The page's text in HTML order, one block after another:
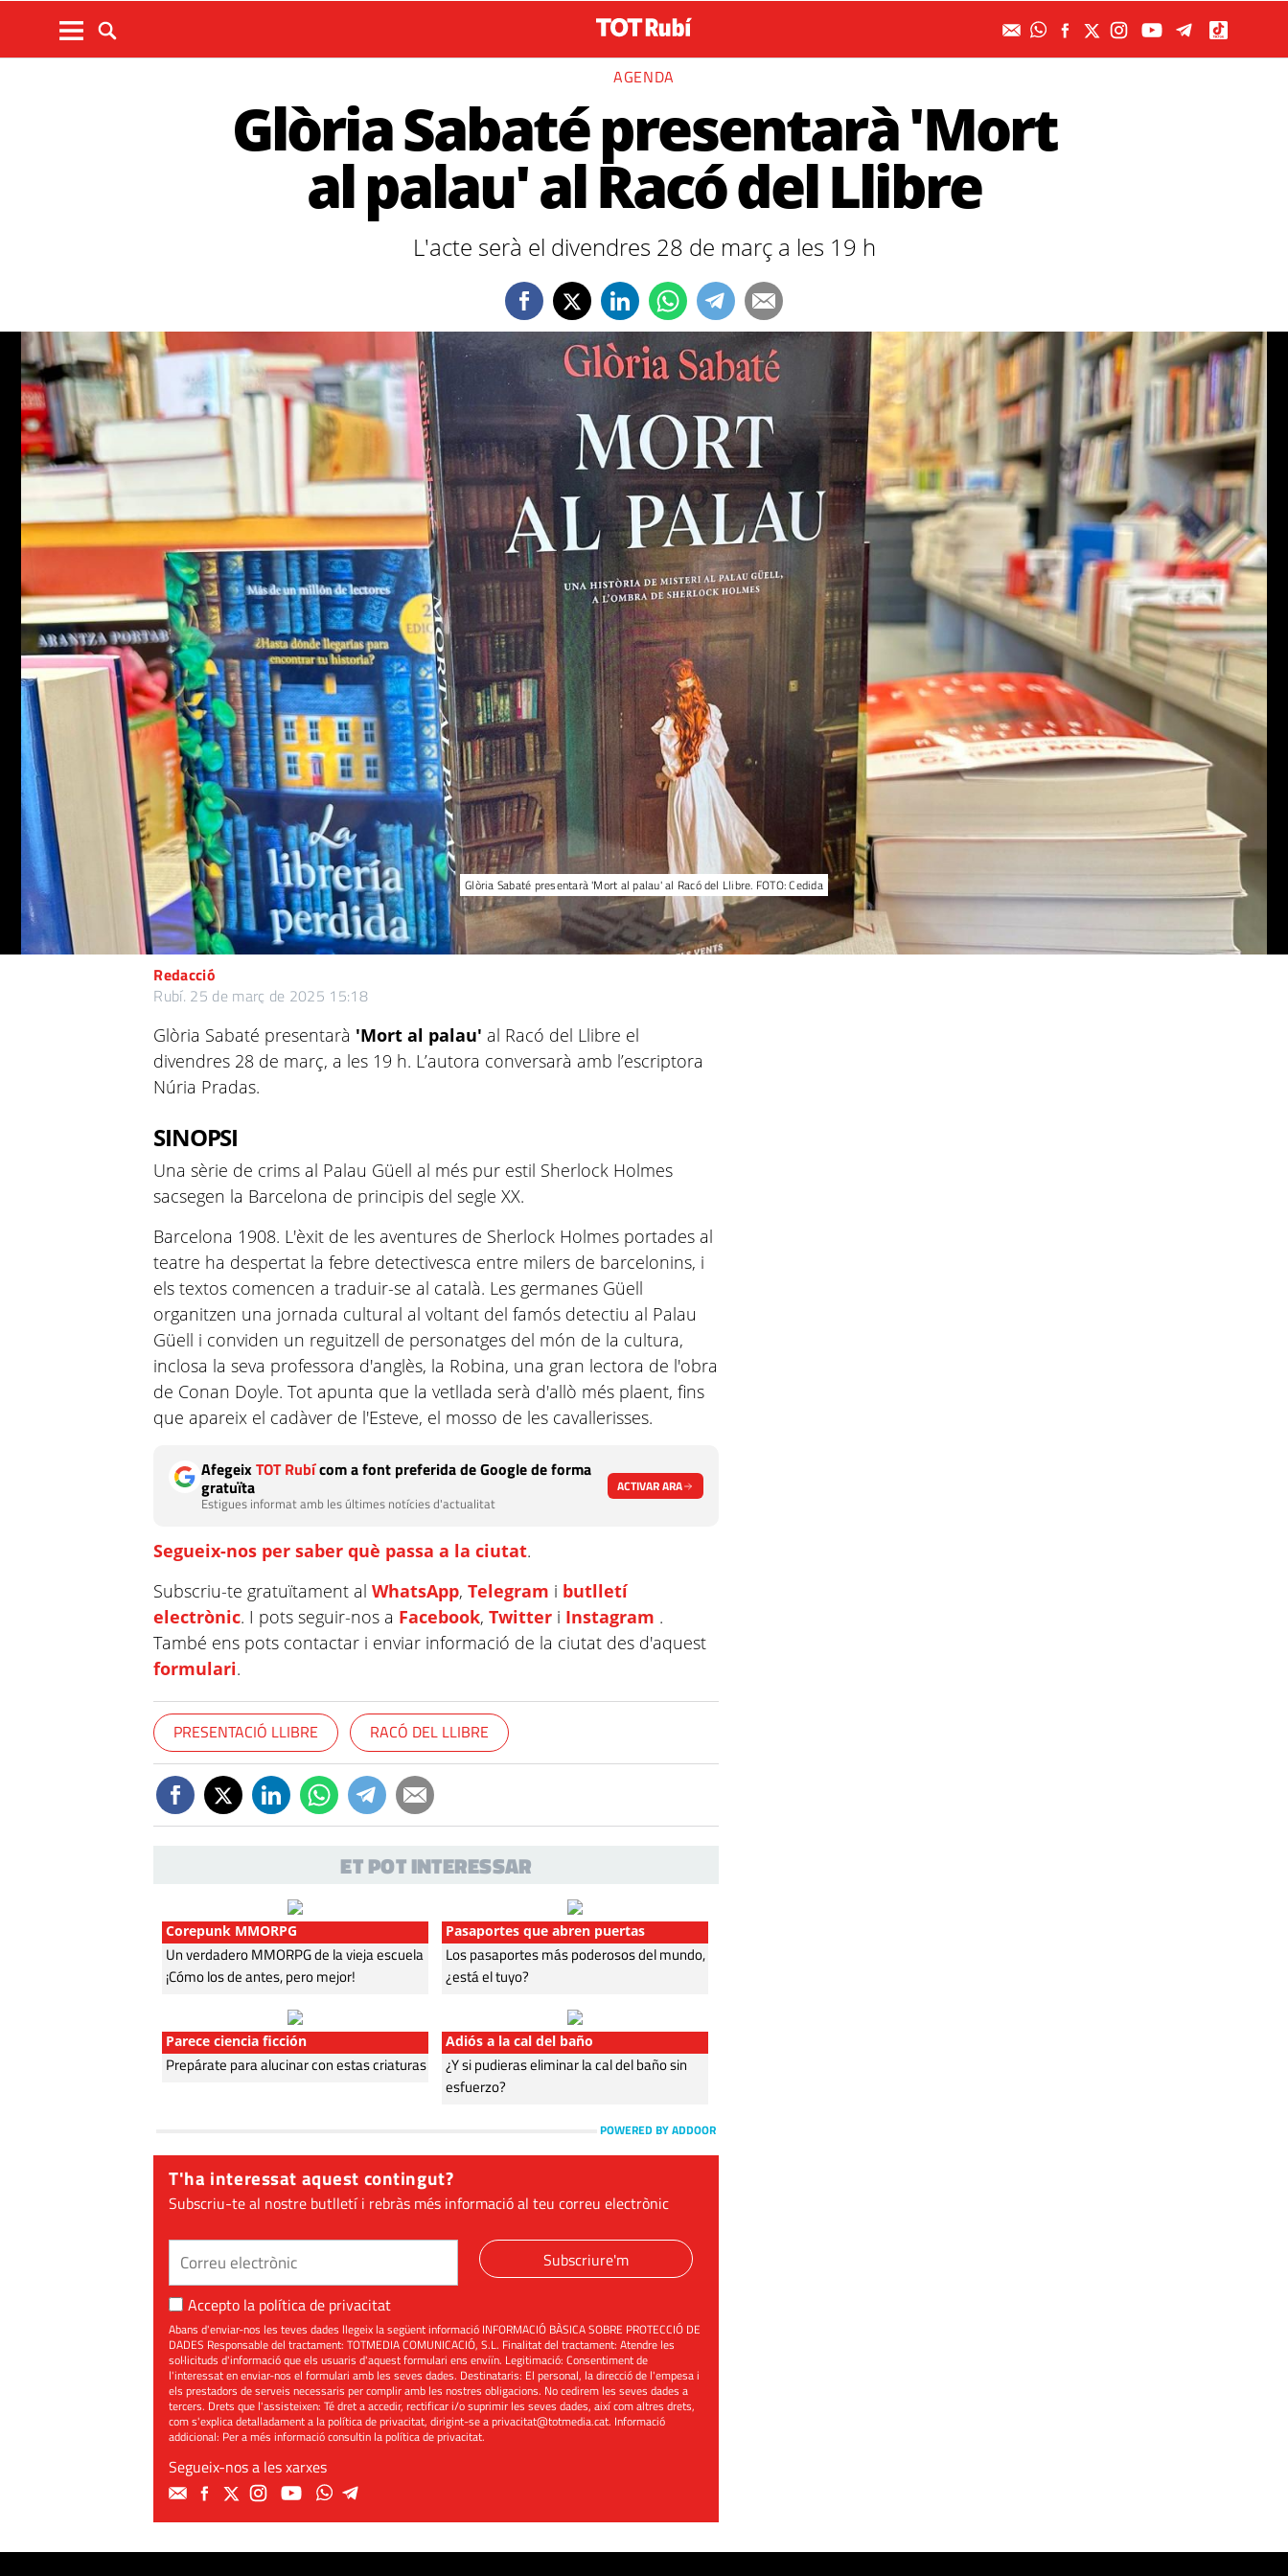
AGENDA
Glòria Sabaté presentarà 'Mort
al palau' al Racó del Llibre
L'acte serà el divendres 28 de març a les 19 h
Glòria Sabaté presentarà 'Mort al palau' al Racó del Llibre. FOTO: Cedida
Redacció
Rubí. 25 de març de 2025 15:18
Glòria Sabaté presentarà 'Mort al palau' al Racó del Llibre el
divendres 28 de març, a les 19 h. L’autora conversarà amb l’escriptora
Núria Pradas.
SINOPSI
Una sèrie de crims al Palau Güell al més pur estil Sherlock Holmes
sacsegen la Barcelona de principis del segle XX.
Barcelona 1908. L'èxit de les aventures de Sherlock Holmes portades al
teatre ha despertat la febre detectivesca entre milers de barcelonins, i
els textos comencen a traduir-se al català. Les germanes Güell
organitzen una jornada cultural al voltant del famós detectiu al Palau
Güell i conviden un reguitzell de personatges del món de la cultura,
inclosa la seva professora d'anglès, la Robina, una gran lectora de l'obra
de Conan Doyle. Tot apunta que la vetllada serà d'allò més plaent, fins
que apareix el cadàver de l'Esteve, el mosso de les cavallerisses.
AfegeixTOT Rubícom a font preferida de Google de forma
gratuïta
Estigues informat amb les últimes notícies d'actualitat
ACTIVAR ARA
Segueix-nos per saber què passa a la ciutat.
Subscriu-te gratuïtament alWhatsApp,Telegram i butlletí
electrònic. I pots seguir-nos a Facebook,Twitter i Instagram .
També ens pots contactar i enviar informació de la ciutat des d'aquest
formulari.
PRESENTACIÓ LLIBRE RACÓ DEL LLIBRE
ET POT INTERESSAR
Corepunk MMORPG
Un verdadero MMORPG de la vieja escuela
¡Cómo los de antes, pero mejor!
Pasaportes que abren puertas
Los pasaportes más poderosos del mundo,
¿está el tuyo?
Parece ciencia ficción
Prepárate para alucinar con estas criaturas
Adiós a la cal del baño
¿Y si pudieras eliminar la cal del baño sin
esfuerzo?
POWERED BY ADDOOR
T'ha interessat aquest contingut?
Subscriu-te al nostre butlletí i rebràs més informació al teu correu electrònic
Subscriure'm
Accepto la política de privacitat
Abans d'enviar-nos les teves dades llegeix la següent informació INFORMACIÓ BÀSICA SOBRE PROTECCIÓ DE
DADES Responsable del tractament: TOTMEDIA COMUNICACIÓ, S.L. Finalitat del tractament: Atendre les
sol·licituds d'informació que els usuaris d'aquest formulari ens enviïn. Legitimació: Consentiment de
l'interessat en enviar-nos el formulari amb les seves dades. Destinataris: El personal, la direcció de l'empesa i
els prestadors de serveis necessaris per complir amb les nostres obligacions. No cedirem les seves dades a
tercers. Drets que l'assisteixen: Té dret a accedir, rectificar i/o suprimir les seves dades, així com altres drets,
com s'explica detalladament a la política de privacitat, dirigint-se aprivacitat@totmedia.cat. Informació
addicional: Per a més informació consultin lapolítica de privacitat.
Segueix-nos a les xarxes